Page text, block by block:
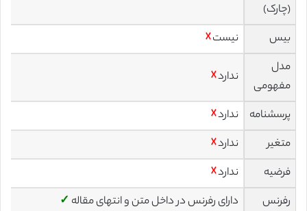
(چارک)
بیس نیست☓
مدل
مفهومی
ندارد☓
پرسشنامه ندارد☓
متغیر
ندارد☓
فرضیه
ندارد☓
رفرنس
دارای رفرنس در داخل متن و انتهای مقاله ✓